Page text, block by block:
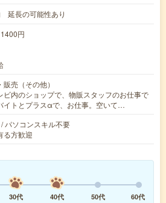
延長の可能性あり
円
売（その他）
ビ内のショップで、物販スタッフのお仕事で
イトとプラスαで、お仕事。空いて…
パソコンスキル不要
る方歓迎
30代 40代 50代
60代